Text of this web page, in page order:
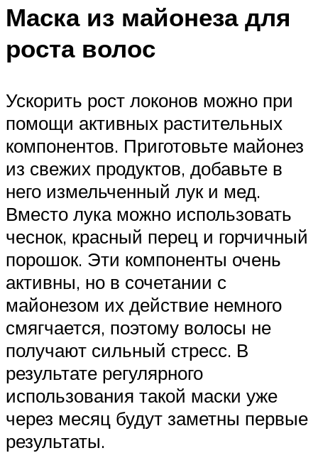
Маска из майонеза для
роста волос
Ускорить рост локонов можно при
помощи активных растительных
компонентов. Приготовьте майонез
из свежих продуктов, добавьте в
него измельченный лук и мед.
Вместо лука можно использовать
чеснок, красный перец и горчичный
порошок. Эти компоненты очень
активны, но в сочетании с
майонезом их действие немного
смягчается, поэтому волосы не
получают сильный стресс. В
результате регулярного
использования такой маски уже
через месяц будут заметны первые
результаты.